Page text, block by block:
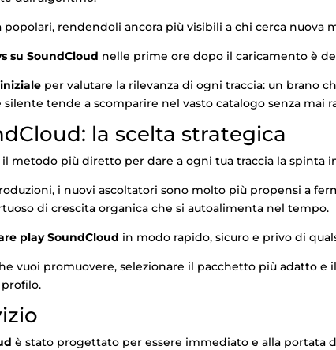
rendendoli ancora più visibili a chi cerca nuova
su SoundCloud nelle prime ore dopo il caricamento è
per valutare la rilevanza di ogni traccia: un brano
tende a scomparire nel vasto catalogo senza mai
la scelta strategica
il metodo più diretto per dare a ogni tua traccia la spinta
i nuovi ascoltatori sono molto più propensi a
di crescita organica che si autoalimenta nel tempo.
play SoundCloud in modo rapido, sicuro e privo di
vuoi promuovere, selezionare il pacchetto più adatto e
è stato progettato per essere immediato e alla portata